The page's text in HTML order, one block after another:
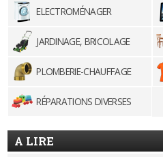
ELECTROMÉNAGER
JARDINAGE, BRICOLAGE
PLOMBERIE-CHAUFFAGE
RÉPARATIONS DIVERSES
A LIRE